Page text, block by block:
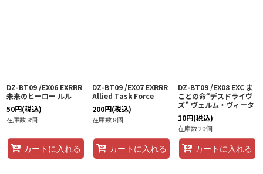
DZ-BT09 /EX06 EXRRR
未来のヒーロー ルル
50円(税込)
在庫数 8個
カートに入れる
DZ-BT09 /EX07 EXRRR
Allied Task Force
200円(税込)
在庫数 8個
カートに入れる
DZ-BT09 /EX08 EXC ま
ことの命“デスドライヴ
ズ” ヴェルム・ヴィータ
10円(税込)
在庫数 20個
カートに入れる